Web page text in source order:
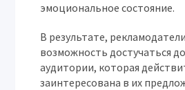
эмоциональное состояние.
В результате,
возможность достучаться
аудитории, которая
заинтересована в их